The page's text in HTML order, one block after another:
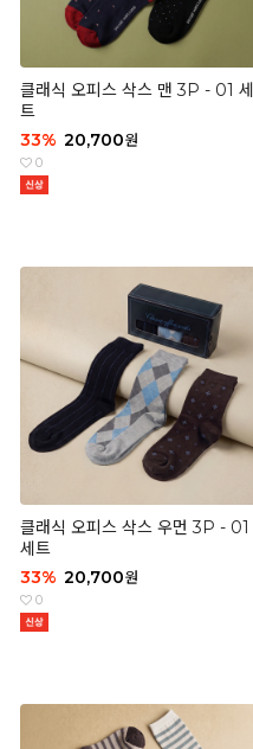
클래식 오피스 삭스 맨 3P - 01 세
트
33% 20,700원
0
클래식 오피스 삭스 우먼 3P - 01
세트
33% 20,700원
0